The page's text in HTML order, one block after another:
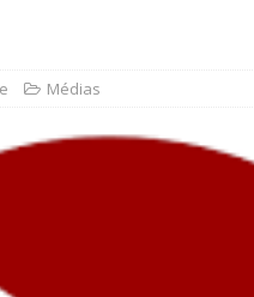
Médias